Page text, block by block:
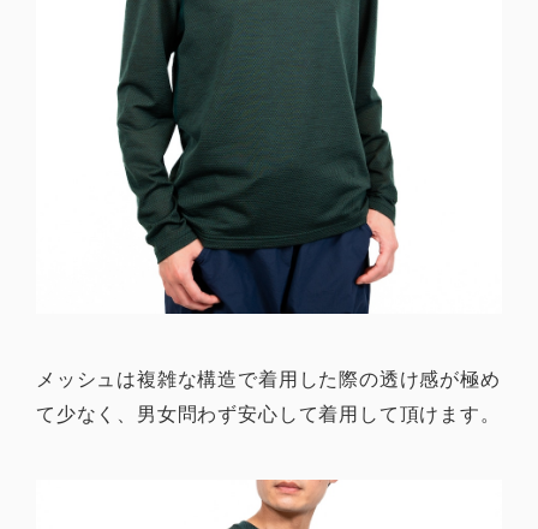
メッシュは複雑な構造で着用した際の透け感が極め
て少なく、男女問わず安心して着用して頂けます。